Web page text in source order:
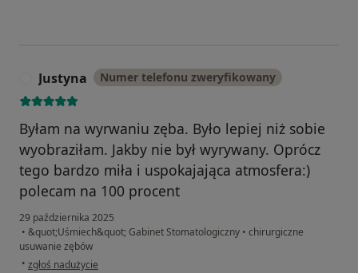
Justyna Numer telefonu zweryfikowany
Byłam na wyrwaniu zęba. Było lepiej niż sobie
wyobraziłam. Jakby nie był wyrywany. Oprócz
tego bardzo miła i uspokajająca atmosfera:)
polecam na 100 procent
29 października 2025
• &quot;Uśmiech&quot; Gabinet Stomatologiczny • chirurgiczne
usuwanie zębów
• w opinii użytkownika Justyna
zgłoś nadużycie